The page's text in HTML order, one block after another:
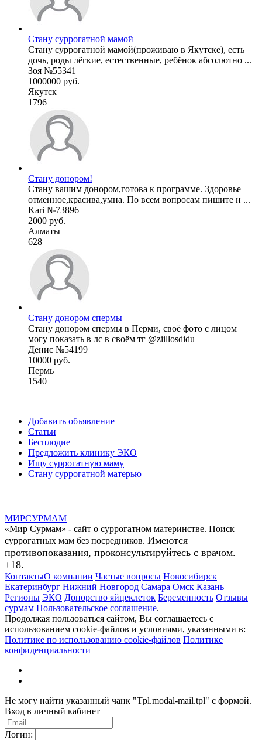
Стану суррогатной мамой
Стану суррогатной мамой(проживаю в Якутске), есть
дочь, роды лёгкие, естественные, ребёнок абсолютно ...
Зоя №55341
1000000 руб.
Якутск
1796
Стану донором!
Стану вашим донором,готова к программе. Здоровье
отменное,красива,умна. По всем вопросам пишите н ...
Kari №73896
2000 руб.
Алматы
628
Стану донором спермы
Стану донором спермы в Перми, своё фото с лицом
могу показать в лс в своём тг @ziillosdidu
Денис №54199
10000 руб.
Пермь
1540
Добавить объявление
Статьи
Бесплодие
Предложить клинику ЭКО
Ищу суррогатную маму
Стану суррогатной матерью
МИРСУРМАМ
«Мир Сурмам» - сайт о суррогатном материнстве. Поиск
суррогатных мам без посредников. Имеются
противопоказания, проконсультируйтесь с врачом.
+18.
КонтактыО компании Частые вопросы Новосибирск
Екатеринбург Нижний Новгород Самара Омск Казань
Регионы ЭКО Донорство яйцеклеток Беременность Отзывы
сурмам Пользовательское соглашение.
Продолжая пользоваться сайтом, Вы соглашаетесь с
использованием cookie-файлов и условиями, указанными в:
Политике по использованию cookie-файлов Политике
конфиденциальности
Не могу найти указанный чанк "Tpl.modal-mail.tpl" с формой.
Вход в личный кабинет
Логин: